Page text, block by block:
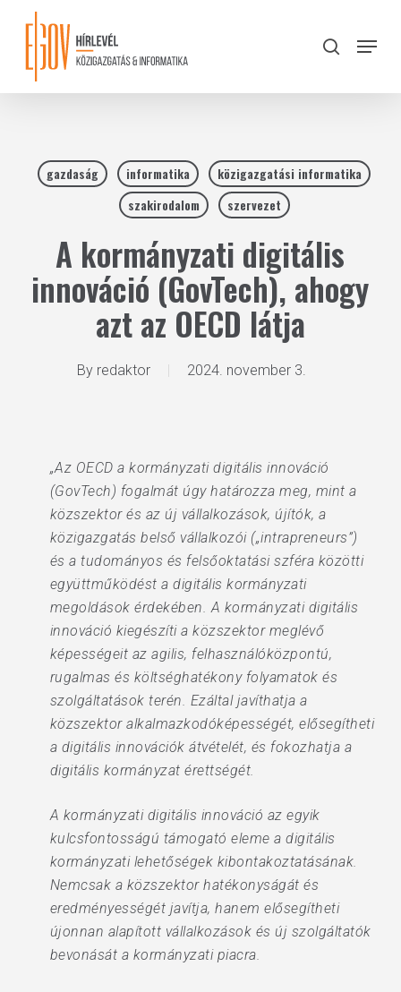
content
search
Menu
gazdaság informatika
közigazgatási informatika
szakirodalom
szervezet
A kormányzati digitális
innováció (GovTech), ahogy
azt az OECD látja
By redaktor 2024. november 3.
„Az OECD a kormányzati digitális innováció
(GovTech) fogalmát úgy határozza meg, mint a
közszektor és az új vállalkozások, újítók, a
közigazgatás belső vállalkozói („intrapreneurs”)
és a tudományos és felsőoktatási szféra közötti
együttműködést a digitális kormányzati
megoldások érdekében. A kormányzati digitális
innováció kiegészíti a közszektor meglévő
képességeit az agilis, felhasználóközpontú,
rugalmas és költséghatékony folyamatok és
szolgáltatások terén. Ezáltal javíthatja a
közszektor alkalmazkodóképességét, elősegítheti
a digitális innovációk átvételét, és fokozhatja a
digitális kormányzat érettségét.
A kormányzati digitális innováció az egyik
kulcsfontosságú támogató eleme a digitális
kormányzati lehetőségek kibontakoztatásának.
Nemcsak a közszektor hatékonyságát és
eredményességét javítja, hanem elősegítheti
újonnan alapított vállalkozások és új szolgáltatók
bevonását a kormányzati piacra.
Close